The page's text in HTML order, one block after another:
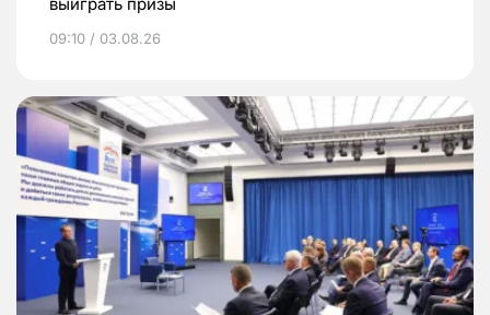
09:10 / 03.08.26